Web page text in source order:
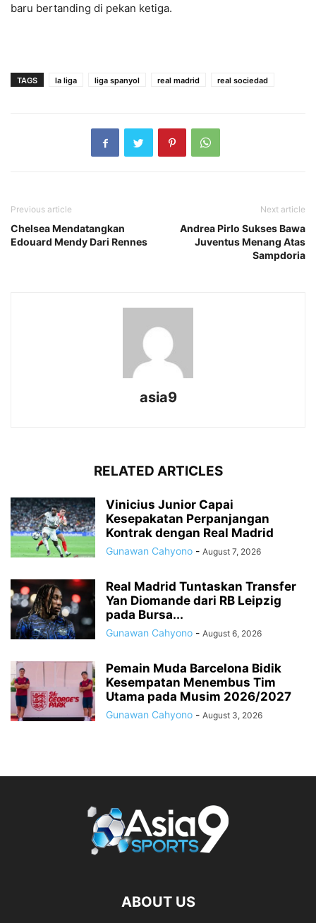
baru bertanding di pekan ketiga.
TAGS la liga liga spanyol real madrid real sociedad
Previous article
Chelsea Mendatangkan
Edouard Mendy Dari Rennes
Next article
Andrea Pirlo Sukses Bawa
Juventus Menang Atas
Sampdoria
asia9
RELATED ARTICLES
Vinicius Junior Capai
Kesepakatan Perpanjangan
Kontrak dengan Real Madrid
Gunawan Cahyono - August 7, 2026
Real Madrid Tuntaskan Transfer
Yan Diomande dari RB Leipzig
pada Bursa...
Gunawan Cahyono - August 6, 2026
Pemain Muda Barcelona Bidik
Kesempatan Menembus Tim
Utama pada Musim 2026/2027
Gunawan Cahyono - August 3, 2026
ABOUT US